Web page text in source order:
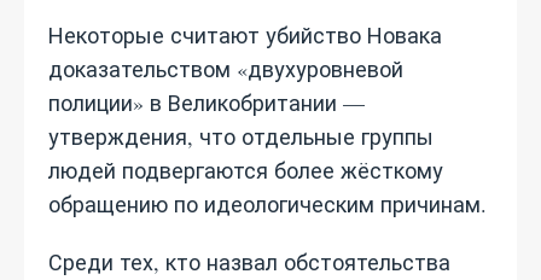
Некоторые считают убийство Новака
доказательством «двухуровневой
полиции» в Великобритании —
утверждения, что отдельные группы
людей подвергаются более жёсткому
обращению по идеологическим причинам.
Среди тех, кто назвал обстоятельства